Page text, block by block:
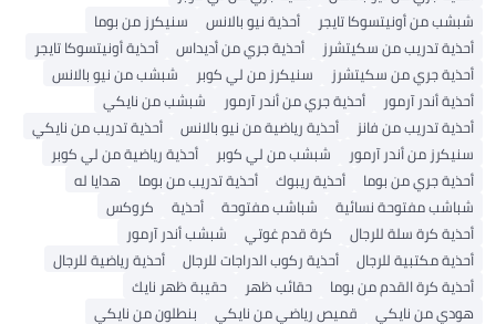
شبشب من أونيتسوكا تايجر
أحذية نيو بالانس
سنيكرز من بوما
أحذية تدريب من سكيتشرز
أحذية جري من أديداس
أحذية أونيتسوكا تايجر
أحذية جري من سكيتشرز
سنيكرز من لي كوبر
شبشب من نيو بالانس
أحذية أندر آرمور
أحذية جري من أندر آرمور
شبشب من نايكي
أحذية تدريب من فانز
أحذية رياضية من نيو بالانس
أحذية تدريب من نايكي
سنيكرز من أندر آرمور
شبشب من لي كوبر
أحذية رياضية من لي كوبر
أحذية جري من بوما
أحذية ريبوك أحذية تدريب من بوما
هدايا له
شباشب مفتوحة نسائية
شباشب مفتوحة أحذية
كروكس
أحذية كرة سلة للرجال
كرة قدم غوتي
شبشب أندر آرمور
أحذية مكتبية للرجال
أحذية ركوب الدراجات للرجال
أحذية رياضية للرجال
أحذية كرة القدم من بوما
حقائب ظهر
حقيبة ظهر نايك
هودي من نايكي
قميص رياضي من نايكي
بنطلون من نايكي